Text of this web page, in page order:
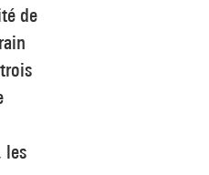
de
les